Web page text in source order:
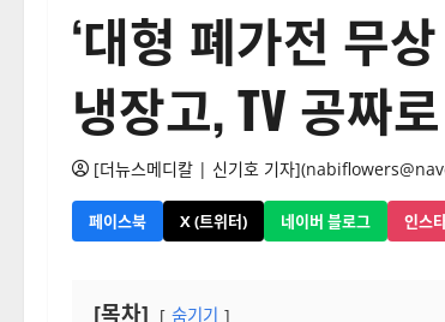
‘대형 폐가전 무
냉장고, TV 공짜
[더뉴스메디칼 | 신기호 기자
페이스북 X (트위터) 네이버 블로그 인스
[목차] 숨기기